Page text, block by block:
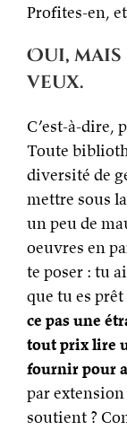
Profites-en,
Oui,
veux.
C’est-à-dire,
Toute
diversité de
mettre sous
un peu de
oeuvres en
te poser : tu
que tu es
ce pas une
tout prix lire
fournir pour
par
soutient ?